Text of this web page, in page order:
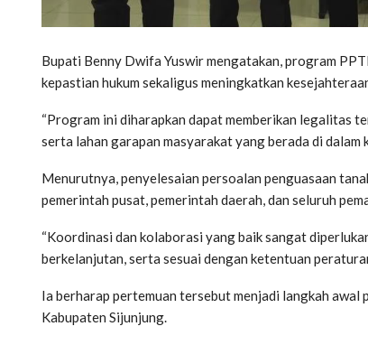
Bupati Benny Dwifa Yuswir mengatakan, program
kepastian hukum sekaligus meningkatkan
“Program ini diharapkan dapat memberikan legalitas
serta lahan garapan masyarakat yang berada di dalam
Menurutnya, penyelesaian persoalan penguasaan
pemerintah pusat, pemerintah daerah, dan seluruh
“Koordinasi dan kolaborasi yang baik sangat
berkelanjutan, serta sesuai dengan ketentuan
Ia berharap pertemuan tersebut menjadi langkah
Kabupaten Sijunjung.